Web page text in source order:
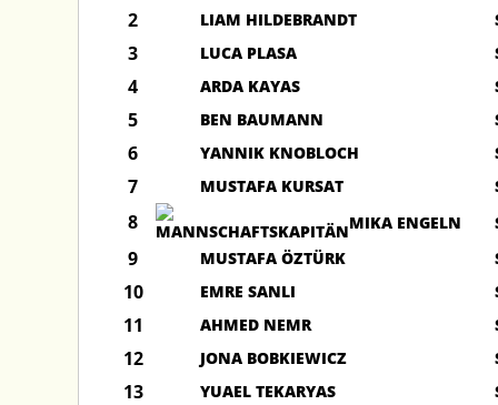
2 LIAM HILDEBRANDT
3 LUCA PLASA
4 ARDA KAYAS
5 BEN BAUMANN
6 YANNIK KNOBLOCH
7 MUSTAFA KURSAT
8 MIKA ENGELN
9 MUSTAFA ÖZTÜRK
10 EMRE SANLI
11 AHMED NEMR
12 JONA BOBKIEWICZ
13 YUAEL TEKARYAS